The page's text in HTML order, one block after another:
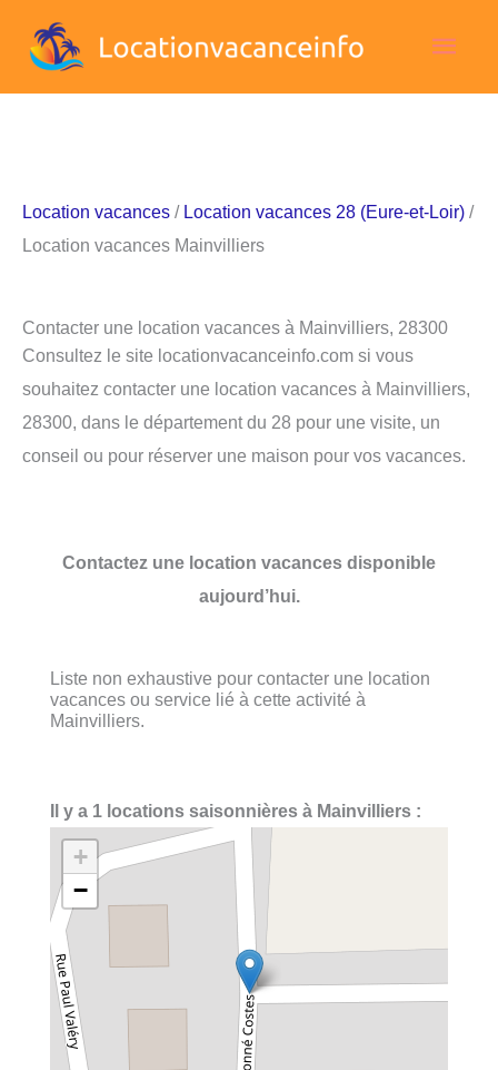
Location vacances / Location vacances 28 (Eure-et-Loir) /
Location vacances Mainvilliers
Contacter une location vacances à Mainvilliers, 28300
Consultez le site locationvacanceinfo.com si vous
souhaitez contacter une location vacances à Mainvilliers,
28300, dans le département du 28 pour une visite, un
conseil ou pour réserver une maison pour vos vacances.
Contactez une location vacances disponible
aujourd’hui.
Liste non exhaustive pour contacter une location
vacances ou service lié à cette activité à
Mainvilliers.
Il y a 1 locations saisonnières à Mainvilliers :
+
−